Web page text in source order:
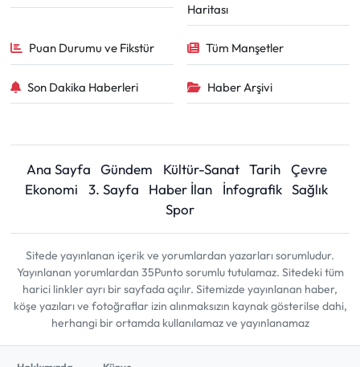
Haritası
Puan Durumu ve Fikstür Tüm Manşetler
Son Dakika Haberleri Haber Arşivi
Ana Sayfa Gündem Kültür-Sanat Tarih
Çevre
Ekonomi
3. Sayfa Haber İlan İnfografik Sağlık
Spor
Sitede yayınlanan içerik ve yorumlardan yazarları sorumludur.
Yayınlanan yorumlardan 35Punto sorumlu tutulamaz. Sitedeki tüm
harici linkler ayrı bir sayfada açılır. Sitemizde yayınlanan haber,
köşe yazıları ve fotoğraflar izin alınmaksızın kaynak gösterilse dahi,
herhangi bir ortamda kullanılamaz ve yayınlanamaz